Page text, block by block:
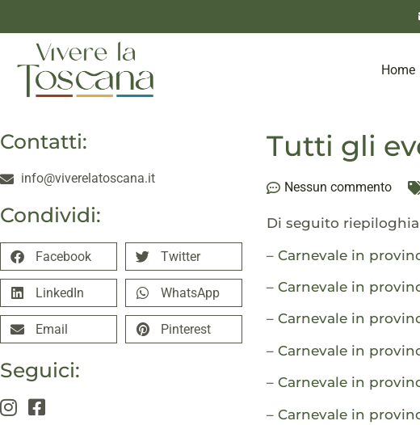
Home
Contatti:
info@viverelatoscana.it
Condividi:
Facebook Twitter
LinkedIn WhatsApp
Email Pinterest
Seguici:
Tutti gli
Nessun commento
Di seguito
– Carnevale in
– Carnevale in
– Carnevale in
– Carnevale in
– Carnevale in
– Carnevale in